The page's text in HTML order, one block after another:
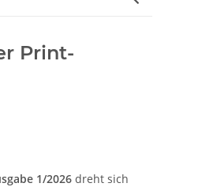
Print-
1/2026 dreht sich